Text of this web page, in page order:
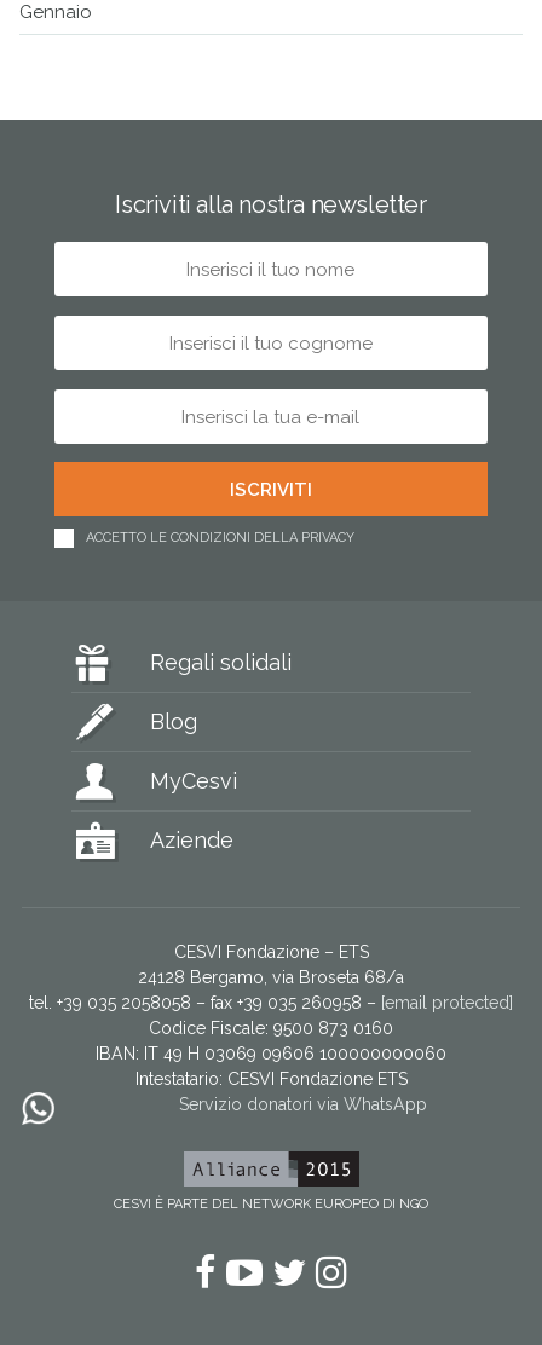
Gennaio
Iscriviti alla nostra newsletter
ACCETTO LE CONDIZIONI DELLA PRIVACY
Regali solidali
Blog
MyCesvi
Aziende
CESVI Fondazione – ETS
24128 Bergamo, via Broseta 68/a
tel. +39 035 2058058 – fax +39 035 260958 – [email protected]
Codice Fiscale: 9500 873 0160
IBAN: IT 49 H 03069 09606 100000000060
Intestatario: CESVI Fondazione ETS
Servizio donatori via WhatsApp
CESVI È PARTE DEL NETWORK EUROPEO DI NGO
Facebook
YouTube
Twitter
Instagram